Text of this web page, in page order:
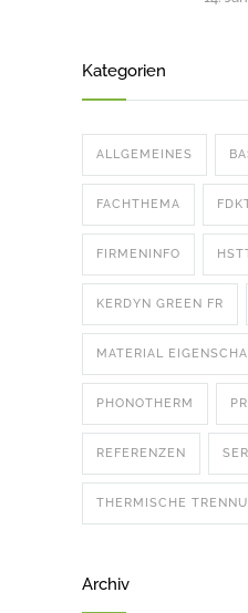
Kategorien
ALLGEMEINES
FACHTHEMA
FIRMENINFO
KERDYN GREEN FR
MATERIAL
PHONOTHERM PR
REFERENZEN
THERMISCHE
Archiv